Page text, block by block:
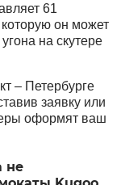
61
он может
на скутере
– Петербурге
заявку или
оформят ваш
не